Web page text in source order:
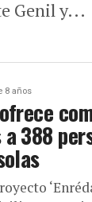
Genil y...
8 años
388